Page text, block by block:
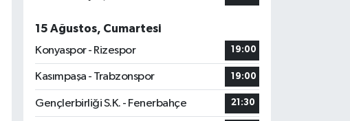
15 Ağustos, Cumartesi
Konyaspor - Rizespor
19:00
Kasımpaşa - Trabzonspor 19:00
Gençlerbirliği S.K. - Fenerbahçe 21:30